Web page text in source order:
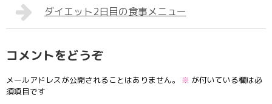
ダイエット2日目の食事メニュー
コメントをどうぞ
メールアドレスが公開されることはありません。 ※ が付いている欄は必
須項目です